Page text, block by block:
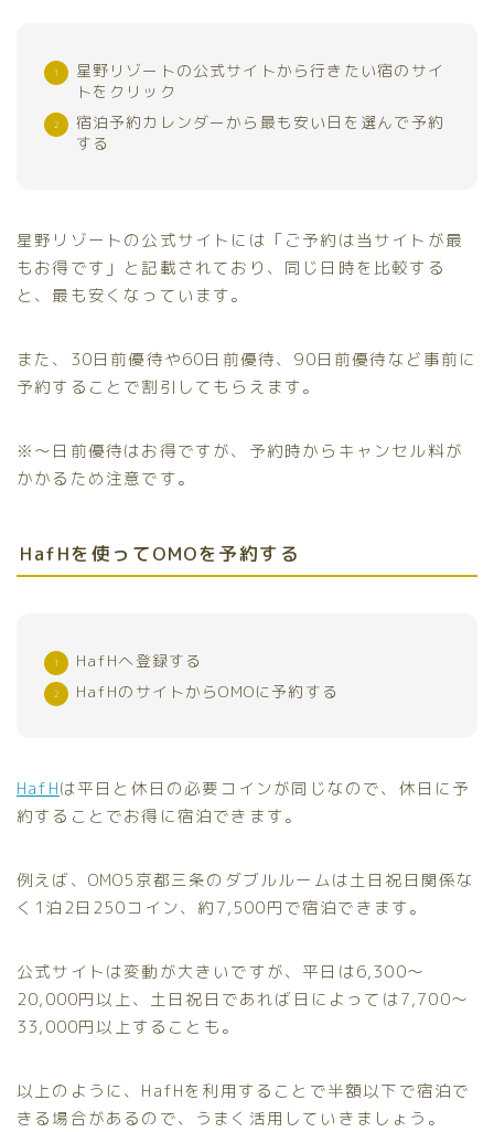
星野リゾートの公式サイトから行きたい宿のサイ
トをクリック
宿泊予約カレンダーから最も安い日を選んで予約
する
星野リゾートの公式サイトには「ご予約は当サイトが最
もお得です」と記載されており、同じ日時を比較する
と、最も安くなっています。
また、30日前優待や60日前優待、90日前優待など事前に
予約することで割引してもらえます。
※〜日前優待はお得ですが、予約時からキャンセル料が
かかるため注意です。
HafHを使ってOMOを予約する
HafHへ登録する
HafHのサイトからOMOに予約する
HafHは平日と休日の必要コインが同じなので、休日に予
約することでお得に宿泊できます。
例えば、OMO5京都三条のダブルルームは土日祝日関係な
く1泊2日250コイン、約7,500円で宿泊できます。
公式サイトは変動が大きいですが、平日は6,300〜
20,000円以上、土日祝日であれば日によっては7,700〜
33,000円以上することも。
以上のように、HafHを利用することで半額以下で宿泊で
きる場合があるので、うまく活用していきましょう。